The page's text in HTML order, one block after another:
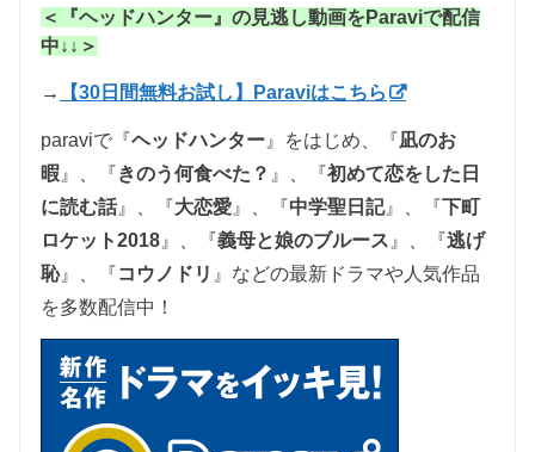
＜『ヘッドハンター』の見逃し動画をParaviで配信
中↓↓＞
→ 【30日間無料お試し】Paraviはこちら
paraviで『ヘッドハンター 』をはじめ、『凪のお
暇 』、『きのう何食べた？ 』、『初めて恋をした日
に読む話』、『大恋愛 』、『中学聖日記』、『下町
ロケット2018 』、『義母と娘のブルース 』、『逃げ
恥』、『コウノドリ 』などの最新ドラマや人気作品
を多数配信中！